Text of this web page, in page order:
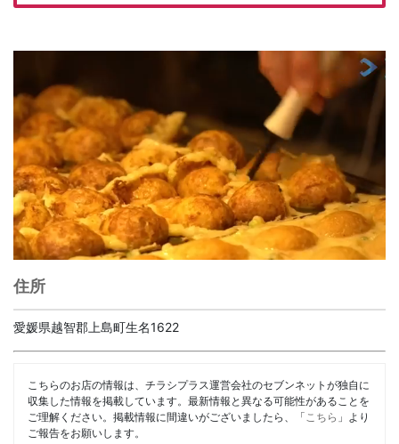
住所
愛媛県越智郡上島町生名1622
こちらのお店の情報は、チラシプラス運営会社のセブンネットが独自に
収集した情報を掲載しています。最新情報と異なる可能性があることを
ご理解ください。掲載情報に間違いがございましたら、「 こちら 」より
ご報告をお願いします。